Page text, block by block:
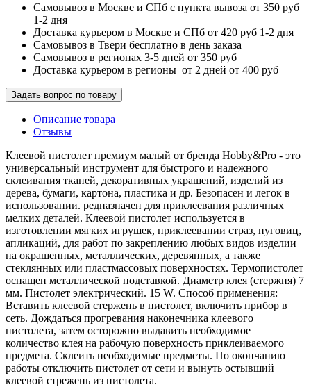
Самовывоз в Москве и СПб с пункта вывоза от 350 руб
1-2 дня
Доставка курьером в Москве и СПб от 420 руб 1-2 дня
Самовывоз в Твери бесплатно в день заказа
Самовывоз в регионах 3-5 дней от 350 руб
Доставка курьером в регионы от 2 дней от 400 руб
Задать вопрос по товару
Описание товара
Отзывы
Клеевой пистолет премиум малый от бренда Hobby&Pro - это
универсальный инструмент для быстрого и надежного
склеивания тканей, декоративных украшений, изделий из
дерева, бумаги, картона, пластика и др. Безопасен и легок в
использовании. редназначен для приклеевания различных
мелких деталей. Клеевой пистолет используется в
изготовлении мягких игрушек, приклеевании страз, пуговиц,
апликаций, для работ по закреплению любых видов изделии
на окрашенных, металлических, деревянных, а также
стеклянных или пластмассовых поверхностях. Термопистолет
оснащен металлической подставкой. Диаметр клея (стержня) 7
мм. Пистолет электрический. 15 W. Способ применения:
Вставить клеевой стержень в пистолет, включить прибор в
сеть. Дождаться прогревания наконечника клеевого
пистолета, затем осторожно выдавить необходимое
количество клея на рабочую поверхность приклеиваемого
предмета. Склеить необходимые предметы. По окончанию
работы отключить пистолет от сети и вынуть остывший
клеевой стрежень из пистолета.